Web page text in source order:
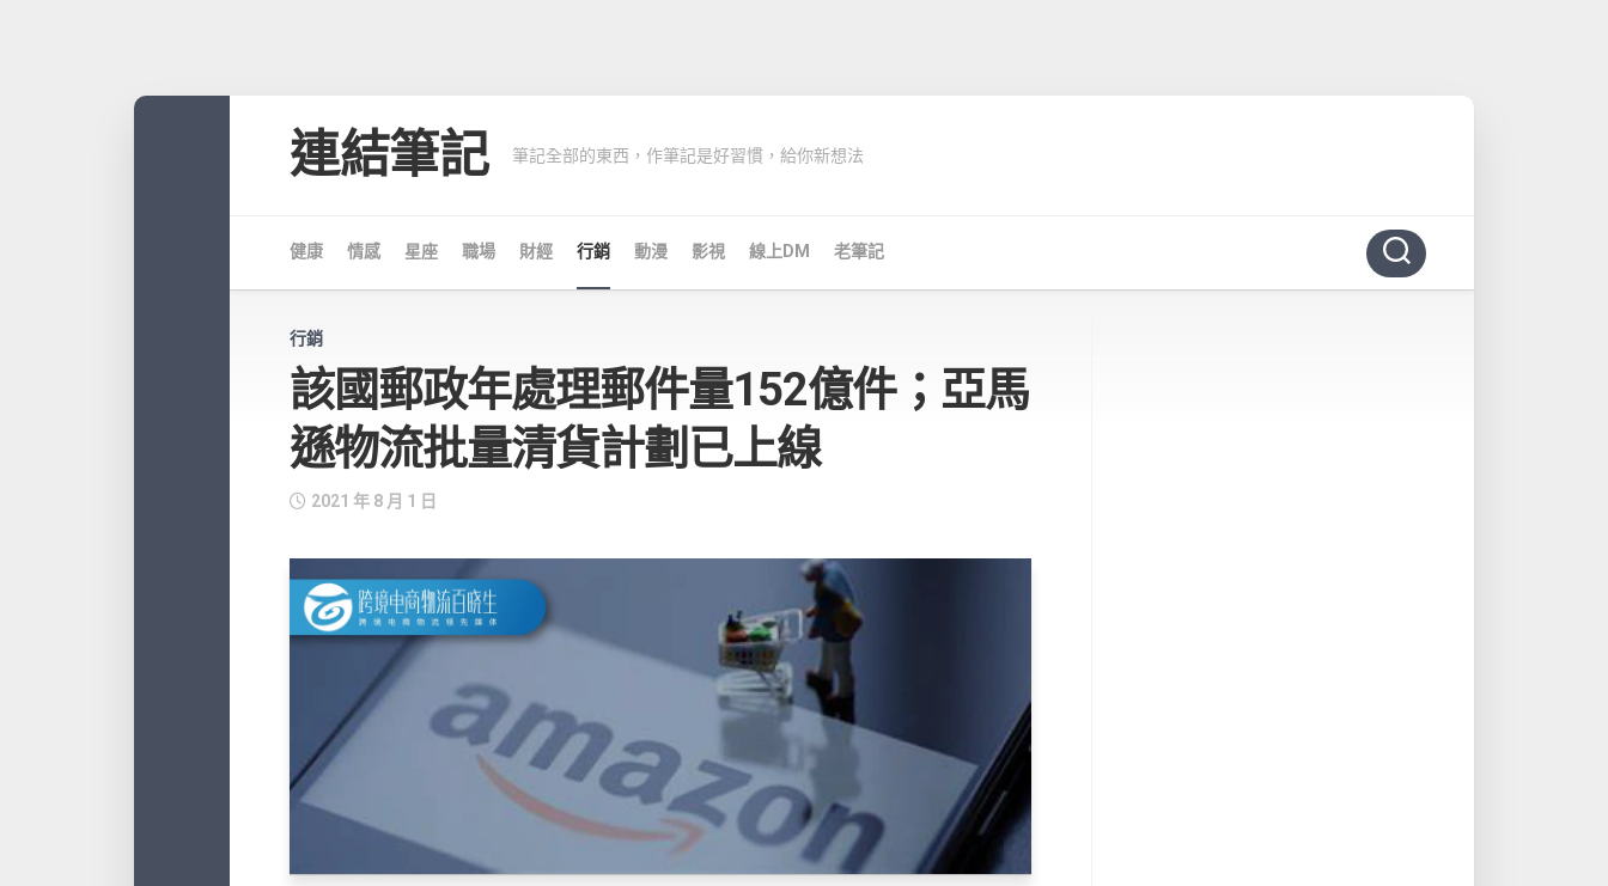
連結筆記 筆記全部的東西，作筆記是好習慣，給你新想法
健康 情感 星座 職場 財經 行銷 動漫 影視 線上DM 老筆記
行銷
該國郵政年處理郵件量152億件；亞馬
遜物流批量清貨計劃已上線
2021 年 8 月 1 日